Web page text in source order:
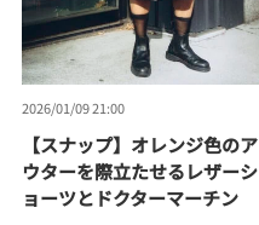
2026/01/09 21:00
【スナップ】オレンジ色のア
ウターを際立たせるレザーシ
ョーツとドクターマーチン